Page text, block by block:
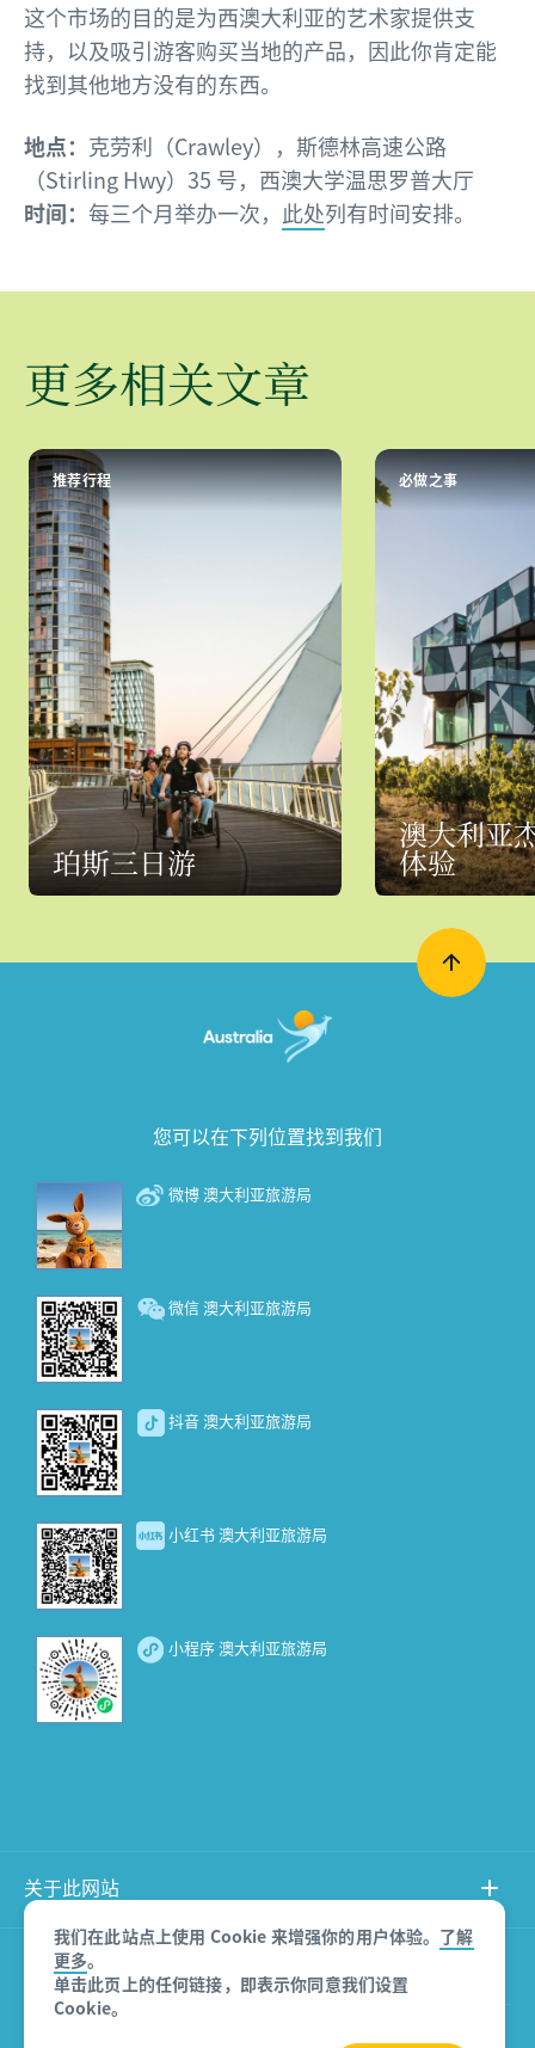
这个市场的目的是为西澳大利亚的艺术家提供支
持，以及吸引游客购买当地的产品，因此你肯定能
找到其他地方没有的东西。
地点： 克劳利（Crawley），斯德林高速公路
（Stirling Hwy）35 号，西澳大学温思罗普大厅
时间： 每三个月举办一次， 此处列有时间安排。
更多相关文章
推荐行程
珀斯三日游
必做之事
澳大利亚
体验
我们在此站点上使用 Cookie 来增强你的用户体验。 了解
更多。
单击此页上的任何链接，即表示你同意我们设置
Cookie。
您可以在下列位置找到我们
微博 澳大利亚旅游局
微信 澳大利亚旅游局
抖音 澳大利亚旅游局
小红书 澳大利亚旅游局
小程序 澳大利亚旅游局
关于此网站
产品免责声明